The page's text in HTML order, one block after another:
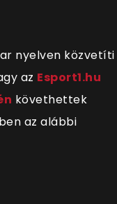
nyelven közvetíti
az Esport1.hu
követhettek
az alábbi